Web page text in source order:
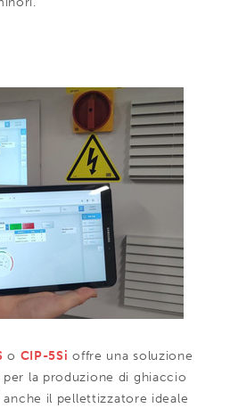
o CIP-5Si offre una soluzione
la produzione di ghiaccio
anche il pellettizzatore ideale